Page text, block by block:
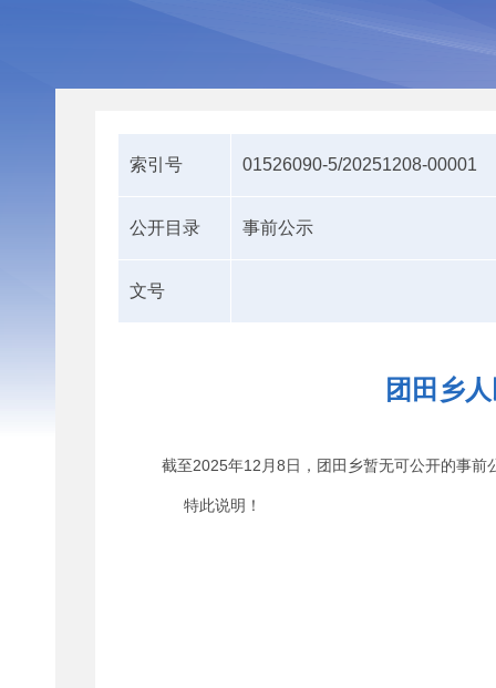
索引号 01526090-5/20251208-00001
公开目录 事前公示
文号
团田乡
截至2025年12月8日，团田乡暂无可公开的事前
特此说明！